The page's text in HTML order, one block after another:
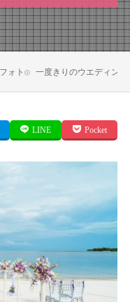
ォト 一度きりのウエディン
LINE Pocket